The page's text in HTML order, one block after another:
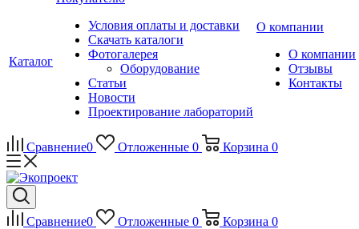
Каталог
Условия оплаты и доставки
Скачать каталоги
Фотогалерея
Оборудование
Статьи
Новости
Проектирование лабораторий
О компании
О компании
Отзывы
Контакты
Сравнение0 Отложенные 0 Корзина 0
Сравнение0 Отложенные 0 Корзина 0